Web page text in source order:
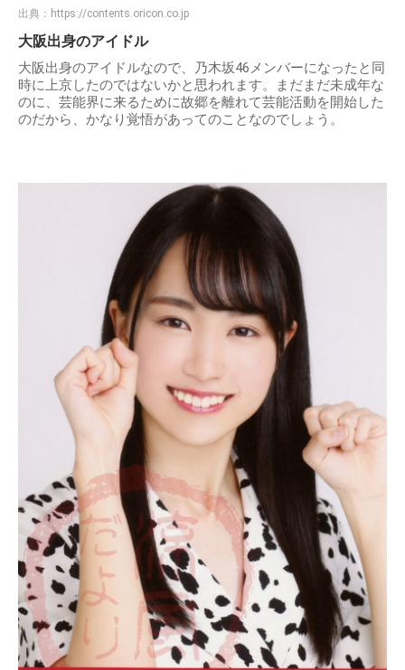
出典： https://contents.oricon.co.jp
大阪出身のアイドル
大阪出身のアイドルなので、乃木坂46メンバーになったと同
時に上京したのではないかと思われます。まだまだ未成年な
のに、芸能界に来るために故郷を離れて芸能活動を開始した
のだから、かなり覚悟があってのことなのでしょう。